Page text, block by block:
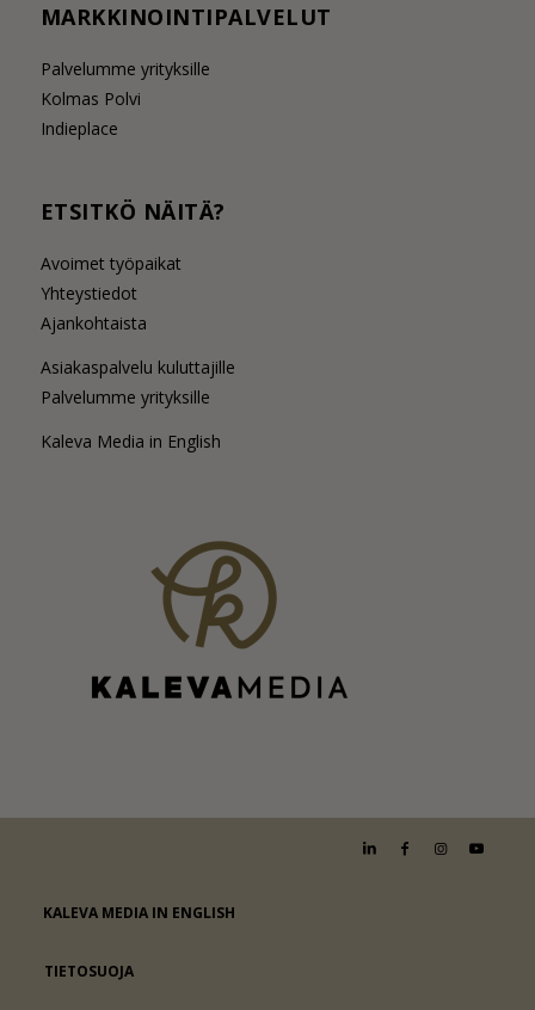
MARKKINOINTIPALVELUT
Palvelumme yrityksille
Kolmas Polvi
Indieplace
ETSITKÖ NÄITÄ?
Avoimet työpaikat
Yhteystiedot
Ajankohtaista
Asiakaspalvelu kuluttajille
Palvelumme yrityksille
Kaleva Media in English
KALEVA MEDIA IN ENGLISH
TIETOSUOJA